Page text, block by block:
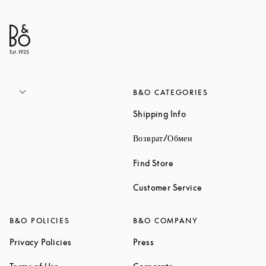
B&O CATEGORIES
Shipping InfoLink Opens in New
Возврат/Обмен
Find Store
Customer Service
B&O POLICIES
Privacy Policies Link Opens in New Tab
B&O COMPANY
Press